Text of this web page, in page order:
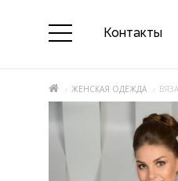
Контакты
ЖЕНСКАЯ ОДЕЖДА